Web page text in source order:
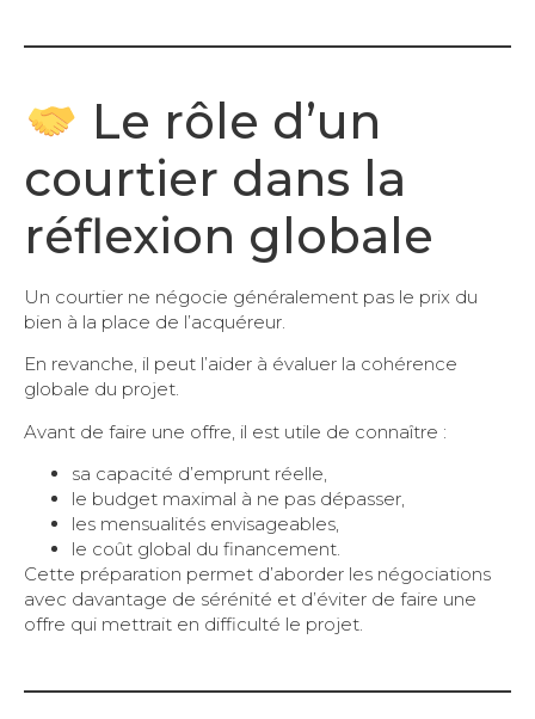
Le rôle d’un
courtier dans la
réflexion globale
Un courtier ne négocie généralement pas le prix du
bien à la place de l’acquéreur.
En revanche, il peut l’aider à évaluer la cohérence
globale du projet.
Avant de faire une offre, il est utile de connaître :
sa capacité d’emprunt réelle,
le budget maximal à ne pas dépasser,
les mensualités envisageables,
le coût global du financement.
Cette préparation permet d’aborder les négociations
avec davantage de sérénité et d’éviter de faire une
offre qui mettrait en difficulté le projet.